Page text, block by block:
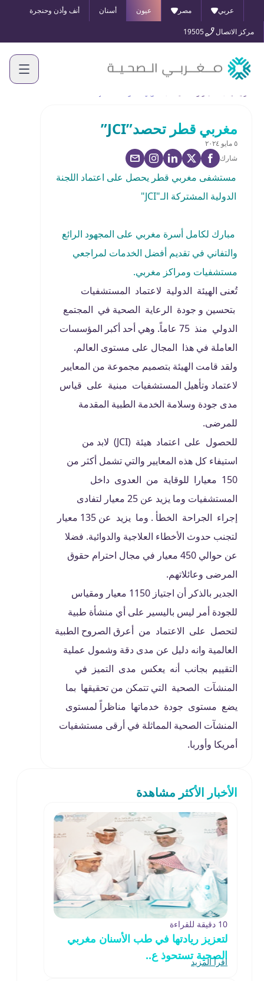
عربي مصر عيون أسنان أنف وأذن وحنجرة
مركز الاتصال 19505
مغربي قطر تحصد”JCI”
٥ مايو ٢٠٢٤
شارك
مستشفى مغربي قطر يحصل على اعتماد اللجنة
الدولية المشتركة الـ"JCI"
مبارك لكامل أسرة مغربي على المجهود الرائع
والتفاني في تقديم أفضل الخدمات لمراجعي
مستشفيات ومراكز مغربي.
تُعنى الهيئة الدولية لاعتماد المستشفيات
بتحسين و جودة الرعاية الصحية في المجتمع
الدولي منذ 75 عاماً. وهي أحد أكبر المؤسسات
العاملة في هذا المجال على مستوى العالم.
ولقد قامت الهيئة بتصميم مجموعة من المعايير
لاعتماد وتأهيل المستشفيات مبنية على قياس
مدى جودة وسلامة الخدمة الطبية المقدمة
للمرضى.
للحصول على اعتماد هيئة (JCI) لابد من
استيفاء كل هذه المعايير والتي تشمل أكثر من
150 معيارا للوقاية من العدوى داخل
المستشفيات وما يزيد عن 25 معيار لتفادى
إجراء الجراحة الخطأ . وما يزيد عن 135 معيار
لتجنب حدوث الأخطاء العلاجية والدوائية. فضلا
عن حوالي 450 معيار في مجال احترام حقوق
المرضى وعائلاتهم.
الجدير بالذكر أن اجتياز 1150 معيار ومقياس
للجودة أمر ليس باليسير على أي منشأة طبية
لتحصل على الاعتماد من أعرق الصروح الطبية
العالمية وانه دليل عن مدى دقة وشمول عملية
التقييم بجانب أنه يعكس مدى التميز في
المنشآت الصحية التي تتمكن من تحقيقها بما
يضع مستوى جودة خدماتها مناظراً لمستوى
المنشآت الصحية المماثلة في أرقى مستشفيات
أمريكا وأوربا.
الأخبار الأكثر مشاهدة
10 دقيقة للقراءة
لتعزيز ريادتها في طب الأسنان مغربي
الصحية تستحوذ ع..
اقرأ المزيد